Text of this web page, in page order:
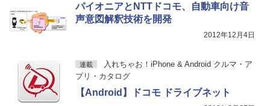
パイオニアとNTTドコモ、自動車向け音
声意図解釈技術を開発
2012年12月4日
連載
入れちゃお！iPhone & Android クルマ・ア
プリ・カタログ
【Android】ドコモ ドライブネット